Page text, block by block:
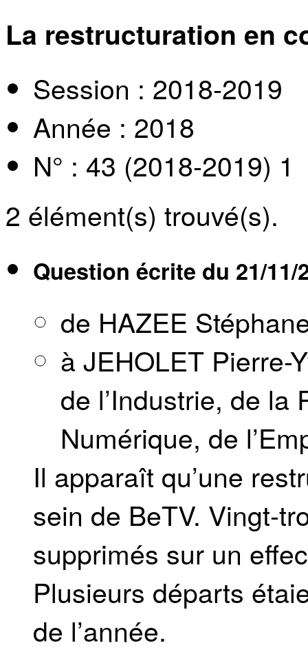
La restructuration en
Session : 2018-2019
Année : 2018
N° : 43 (2018-2019) 1
2 élément(s) trouvé(s).
Question écrite du 21/11/
de HAZEE
à JEHOLET Pierre-
de l’Industrie, de la
Numérique, de
Il apparaît qu’une
sein de BeTV. Vingt-
supprimés sur un
Plusieurs départs
de l’année.